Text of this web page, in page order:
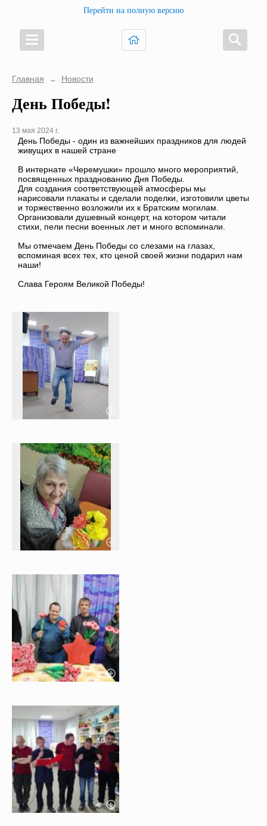
Перейти на полную версию
Главная → Новости
День Победы!
13 мая 2024 г.
День Победы - один из важнейших праздников для людей
живущих в нашей стране
В интернате «Черемушки» прошло много мероприятий,
посвященных празднованию Дня Победы.
Для создания соответствующей атмосферы мы
нарисовали плакаты и сделали поделки, изготовили цветы
и торжественно возложили их к Братским могилам.
Организовали душевный концерт, на котором читали
стихи, пели песни военных лет и много вспоминали.
Мы отмечаем День Победы со слезами на глазах,
вспоминая всех тех, кто ценой своей жизни подарил нам
наши!
Слава Героям Великой Победы!